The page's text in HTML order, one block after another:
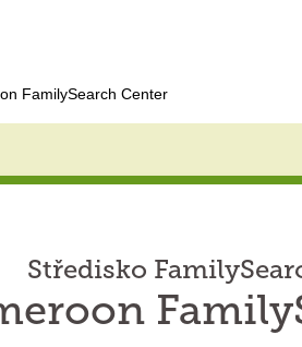
FamilySearch Center
Středisko